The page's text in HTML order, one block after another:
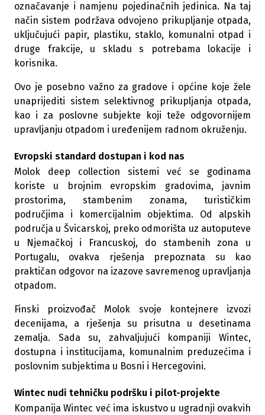
označavanje i namjenu pojedinačnih jedinica. Na taj
način sistem podržava odvojeno prikupljanje otpada,
uključujući papir, plastiku, staklo, komunalni otpad i
druge frakcije, u skladu s potrebama lokacije i
korisnika.
Ovo je posebno važno za gradove i općine koje žele
unaprijediti sistem selektivnog prikupljanja otpada,
kao i za poslovne subjekte koji teže odgovornijem
upravljanju otpadom i uređenijem radnom okruženju.
Evropski standard dostupan i kod nas
Molok deep collection sistemi već se godinama
koriste u brojnim evropskim gradovima, javnim
prostorima, stambenim zonama, turističkim
područjima i komercijalnim objektima. Od alpskih
područja u Švicarskoj, preko odmorišta uz autoputeve
u Njemačkoj i Francuskoj, do stambenih zona u
Portugalu, ovakva rješenja prepoznata su kao
praktičan odgovor na izazove savremenog upravljanja
otpadom.
Finski proizvođač Molok svoje kontejnere izvozi
decenijama, a rješenja su prisutna u desetinama
zemalja. Sada su, zahvaljujući kompaniji Wintec,
dostupna i institucijama, komunalnim preduzećima i
poslovnim subjektima u Bosni i Hercegovini.
Wintec nudi tehničku podršku i pilot-projekte
Kompanija Wintec već ima iskustvo u ugradnji ovakvih